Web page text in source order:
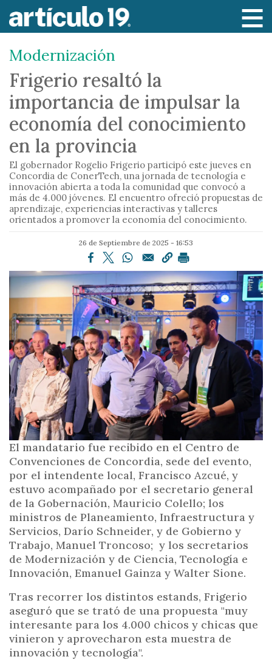
r
a
l
o
t
e
n
i
d
i
n
c
i
p
a
l
Modernización
Frigerio resaltó la
importancia de impulsar la
economía del conocimiento
en la provincia
El gobernador Rogelio Frigerio participó este jueves en
Concordia de ConerTech, una jornada de tecnología e
innovación abierta a toda la comunidad que convocó a
más de 4.000 jóvenes. El encuentro ofreció propuestas de
aprendizaje, experiencias interactivas y talleres
orientados a promover la economía del conocimiento.
26 de Septiembre de 2025 - 16:53
El mandatario fue recibido en el Centro de
Convenciones de Concordia, sede del evento,
por el intendente local, Francisco Azcué, y
estuvo acompañado por el secretario general
de la Gobernación, Mauricio Colello; los
ministros de Planeamiento, Infraestructura y
Servicios, Darío Schneider, y de Gobierno y
Trabajo, Manuel Troncoso; y los secretarios
de Modernización y de Ciencia, Tecnología e
Innovación, Emanuel Gainza y Walter Sione.
Tras recorrer los distintos estands, Frigerio
aseguró que se trató de una propuesta "muy
interesante para los 4.000 chicos y chicas que
vinieron y aprovecharon esta muestra de
innovación y tecnología".